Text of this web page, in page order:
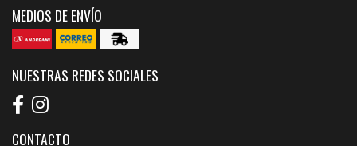
MEDIOS DE ENVÍO
NUESTRAS REDES SOCIALES
CONTACTO